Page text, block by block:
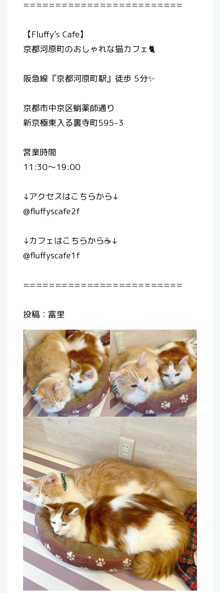
=========================
【Fluffy’s Cafe】
京都河原町のおしゃれな猫カフェ🐈
阪急線『京都河原町駅』徒歩 5分✨
京都市中京区蛸薬師通り
新京極東入る裏寺町595-3
営業時間
11:30〜19:00
↓アクセスはこちらから↓
@fluffyscafe2f
↓カフェはこちらから☕️↓
@fluffyscafe1f
=========================
投稿：富里